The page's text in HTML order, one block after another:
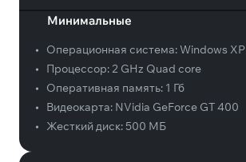
Минимальные
• Операционная система:Windows XP
•
Процессор:2 GHz Quad core
•
Оперативная память: 1 Гб
•
Видеокарта: NVidia GeForce GT 400
•
Жесткий диск: 500 МБ